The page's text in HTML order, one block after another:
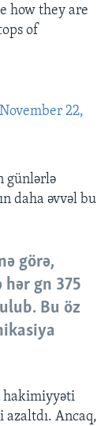
how they are
of
November 22,
günlərlə
daha əvvəl bu
görə,
hər gn 375
Bu öz
hakimiyyəti
azaltdı. Ancaq,